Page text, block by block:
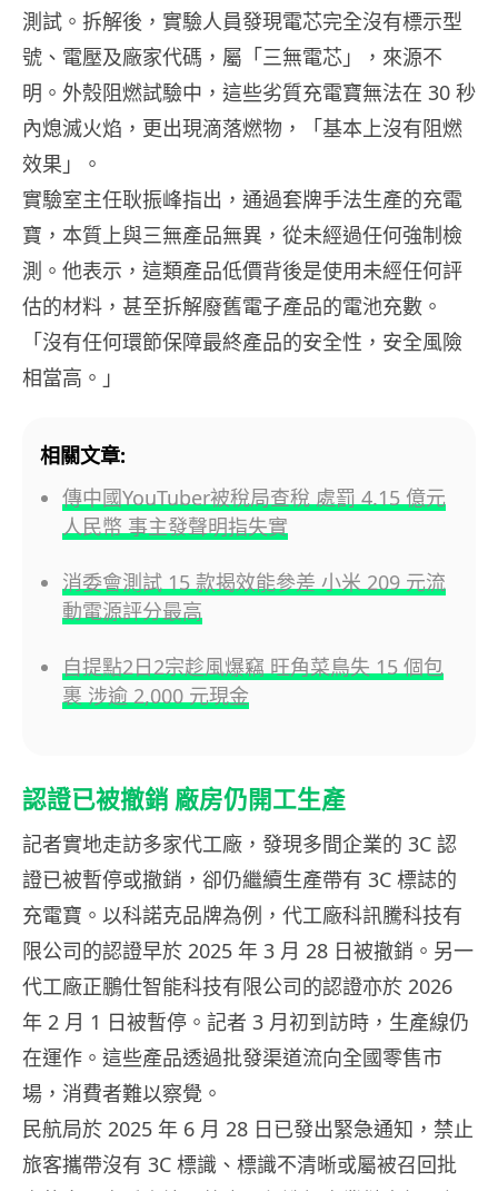
測試。拆解後，實驗人員發現電芯完全沒有標示型
號、電壓及廠家代碼，屬「三無電芯」，來源不
明。外殼阻燃試驗中，這些劣質充電寶無法在 30 秒
內熄滅火焰，更出現滴落燃物，「基本上沒有阻燃
效果」。
實驗室主任耿振峰指出，通過套牌手法生產的充電
寶，本質上與三無產品無異，從未經過任何強制檢
測。他表示，這類產品低價背後是使用未經任何評
估的材料，甚至拆解廢舊電子產品的電池充數。
「沒有任何環節保障最終產品的安全性，安全風險
相當高。」
相關文章:
傳中國YouTuber被稅局查稅 處罰 4.15 億元
人民幣 事主發聲明指失實
消委會測試 15 款揭效能參差 小米 209 元流
動電源評分最高
自提點2日2宗趁風爆竊 旺角菜鳥失 15 個包
裹 涉逾 2,000 元現金
認證已被撤銷 廠房仍開工生產
記者實地走訪多家代工廠，發現多間企業的 3C 認
證已被暫停或撤銷，卻仍繼續生產帶有 3C 標誌的
充電寶。以科諾克品牌為例，代工廠科訊騰科技有
限公司的認證早於 2025 年 3 月 28 日被撤銷。另一
代工廠正鵬仕智能科技有限公司的認證亦於 2026
年 2 月 1 日被暫停。記者 3 月初到訪時，生產線仍
在運作。這些產品透過批發渠道流向全國零售市
場，消費者難以察覺。
民航局於 2025 年 6 月 28 日已發出緊急通知，禁止
旅客攜帶沒有 3C 標識、標識不清晰或屬被召回批